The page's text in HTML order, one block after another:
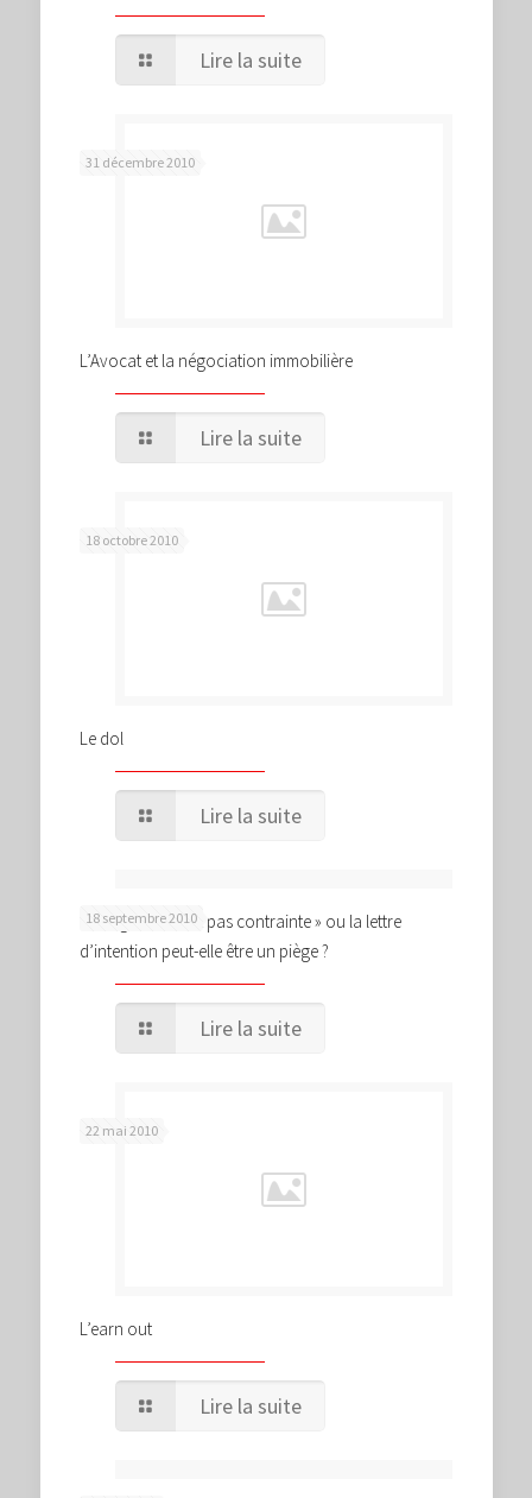
Lire la suite
31 décembre 2010
L’Avocat et la négociation immobilière
Lire la suite
18 octobre 2010
Le dol
Lire la suite
18 septembre 2010
« Obligation n’est pas contrainte » ou la lettre
d’intention peut-elle être un piège ?
Lire la suite
22 mai 2010
L’earn out
Lire la suite